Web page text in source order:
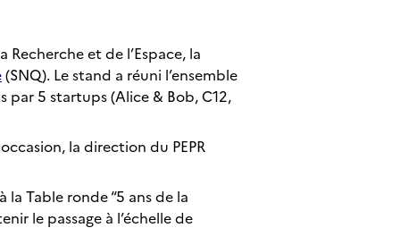
et de l’Espace, la
(SNQ). Le stand a réuni l’ensemble
par 5 startups (Alice & Bob, C12,
la direction du PEPR
Table ronde “5 ans de la
le passage à l’échelle de